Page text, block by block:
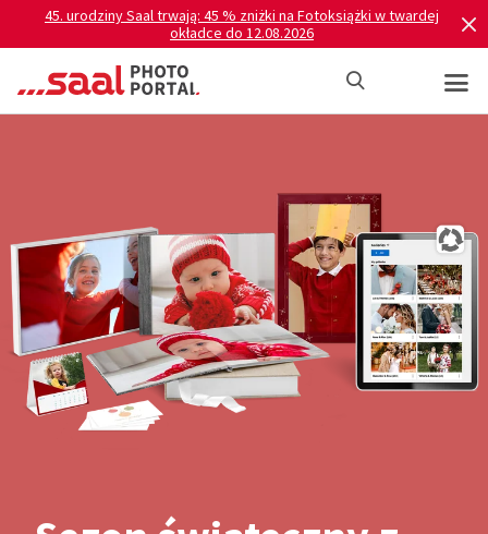
45. urodziny Saal trwają: 45 % zniżki na Fotoksiążki w twardej
okładce do 12.08.2026